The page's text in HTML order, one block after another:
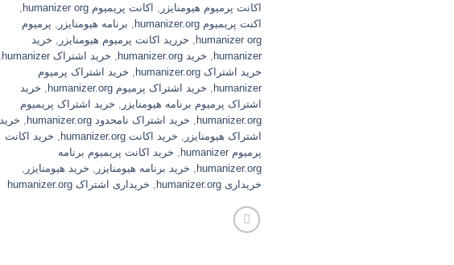
اکانت پرمیوم هیومنایزر
اکانت پریمیوم humanizer org
اکنت پریمیوم humanizer.org
برنامه هیومنایزر
پرمیوم
humanizer org
خررید اکانت پرمیوم هیومنایزر
خرید
humanizer
خرید humanizer.org خرید اشتراک humanizer
خرید اشتراک humanizer.org
خرید اشتراک پرمیوم
humanizer
خرید اشتراک پرمیوم humanizer.org
خرید
اشتراک پرمیوم برنامه هیومنایزر
خرید اشتراک پریمیوم
humanizer.org
خرید اشتراک نامحدود humanizer.org
خرید
اشتراک هیومنایزر
خرید اکانت humanizer.org
خرید اکانت
پرمیوم humanizer
خرید اکانت پریمیوم برنامه
humanizer.org
خرید برنامه هیومنایزر خرید هیومنایزر
خریداری humanizer.org
خریداری اشتراک humanizer.org